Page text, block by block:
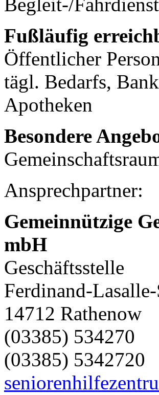
Fußläufig
Öffentlicher
tägl. Bedarfs,
Apotheken
Besondere
Ansprechpartner:
Gemeinnützige
mbH
Geschäftsstelle
Ferdinand-
14712 Rathenow
(03385) 534270
(03385) 5342720